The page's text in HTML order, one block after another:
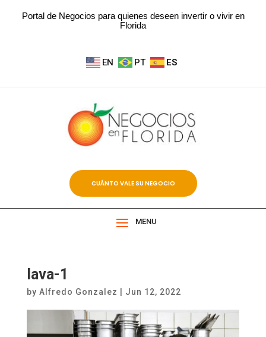
Portal de Negocios para quienes deseen invertir o vivir en
Florida
EN PT ES
CUÁNTO VALE SU NEGOCIO
MENU
lava-1
by Alfredo Gonzalez Jun 12, 2022